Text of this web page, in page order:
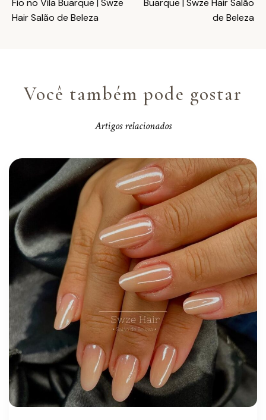
Fio no Vila Buarque | Swze
Hair Salão de Beleza
Buarque | Swze Hair Salão
de Beleza
Você também pode gostar
Artigos relacionados